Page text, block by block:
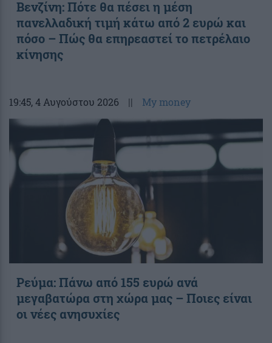
Βενζίνη: Πότε θα πέσει η μέση
πανελλαδική τιμή κάτω από 2 ευρώ και
πόσο – Πώς θα επηρεαστεί το πετρέλαιο
κίνησης
19:45, 4 Αυγούστου 2026 || My money
Ρεύμα: Πάνω από 155 ευρώ ανά
μεγαβατώρα στη χώρα μας – Ποιες είναι
οι νέες ανησυχίες